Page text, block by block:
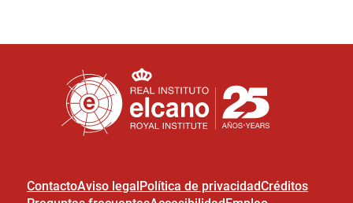
ContactoAviso legalPolítica de privacidadCréditos